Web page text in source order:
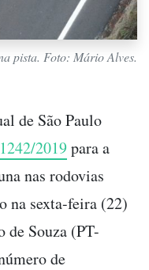
pista. Foto: Mário Alves.
de São Paulo
2019para a
nas rodovias
na sexta-feira (22)
de Souza (PT-
de